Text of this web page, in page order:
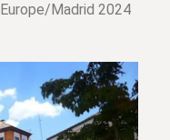
Madrid 2024